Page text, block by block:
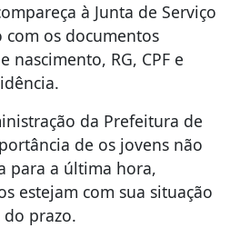
à Junta de Serviço
os documentos
nascimento, RG, CPF e
da Prefeitura de
de os jovens não
para a última hora,
estejam com sua situação
prazo.